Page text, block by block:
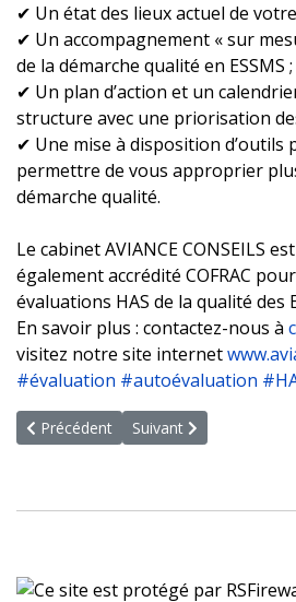
✔ Un état des lieux actuel de
✔ Un accompagnement « sur
de la démarche qualité en ESSMS ;
✔ Un plan d’action et un
structure avec une priorisation
✔ Une mise à disposition d’outils
permettre de vous approprier
démarche qualité.
Le cabinet AVIANCE CONSEILS
également accrédité COFRAC
évaluations HAS de la qualité des
En savoir plus : contactez-nous à
visitez notre site internet
#évaluation #autoévaluation
Article précédent : Certificat
Précédent Article suivant :
Suivant